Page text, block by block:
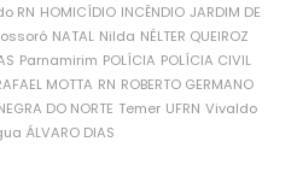
RN HOMICÍDIO INCÊNDIO JARDIM DE
NATAL Nilda NÉLTER QUEIROZ
Parnamirim POLÍCIA POLÍCIA CIVIL
MOTTA RN ROBERTO GERMANO
DO NORTE Temer UFRN Vivaldo
ÁLVARO DIAS